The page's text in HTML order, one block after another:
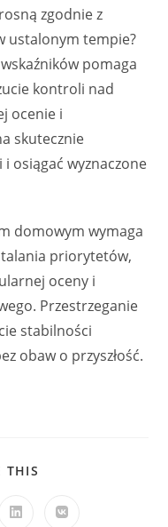
zgodnie z
ustalonym tempie?
pomaga
kontroli nad
ocenie i
skutecznie
osiągać wyznaczone
domowym wymaga
priorytetów,
oceny i
Przestrzeganie
stabilności
obaw o przyszłość.
THIS
Opens Opens